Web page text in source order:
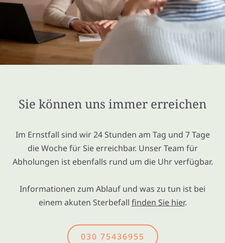
Sie können uns immer erreichen
Im Ernstfall sind wir 24 Stunden am Tag und 7 Tage
die Woche für Sie erreichbar. Unser Team für
Abholungen ist ebenfalls rund um die Uhr verfügbar.
Informationen zum Ablauf und was zu tun ist bei
einem akuten Sterbefall finden Sie hier.
030 75436955